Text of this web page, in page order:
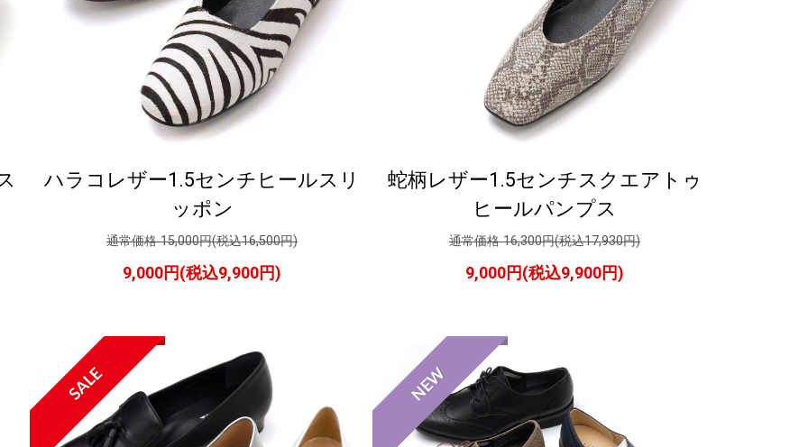
ハラコレザー1.5センチヒールスリ
ッポン
通常価格 15,000円(税込16,500円)
9,000円(税込9,900円)
蛇柄レザー1.5センチスクエアトゥ
ヒールパンプス
通常価格 16,300円(税込17,930円)
9,000円(税込9,900円)
SALE NEW